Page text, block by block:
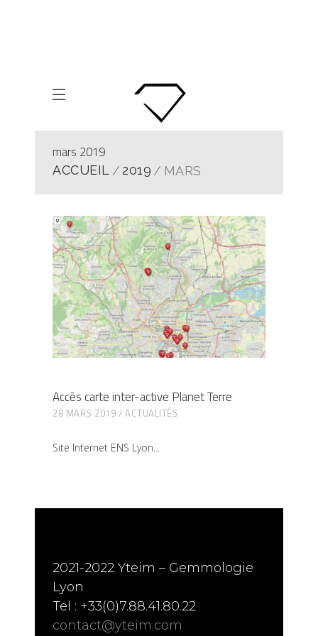
mars 2019
ACCUEIL 2019 MARS
Accès carte inter-active Planet Terre
28 MARS 2019 ACTUALITÉS
Site Internet ENS Lyon
2021-2022 Yteim – Gemmologie
Lyon
Tel : +33(0)7.88.41.80.22
contact@yteim.com